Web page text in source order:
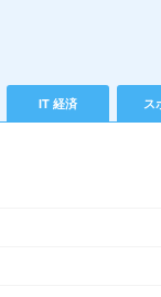
IT 経済 ス